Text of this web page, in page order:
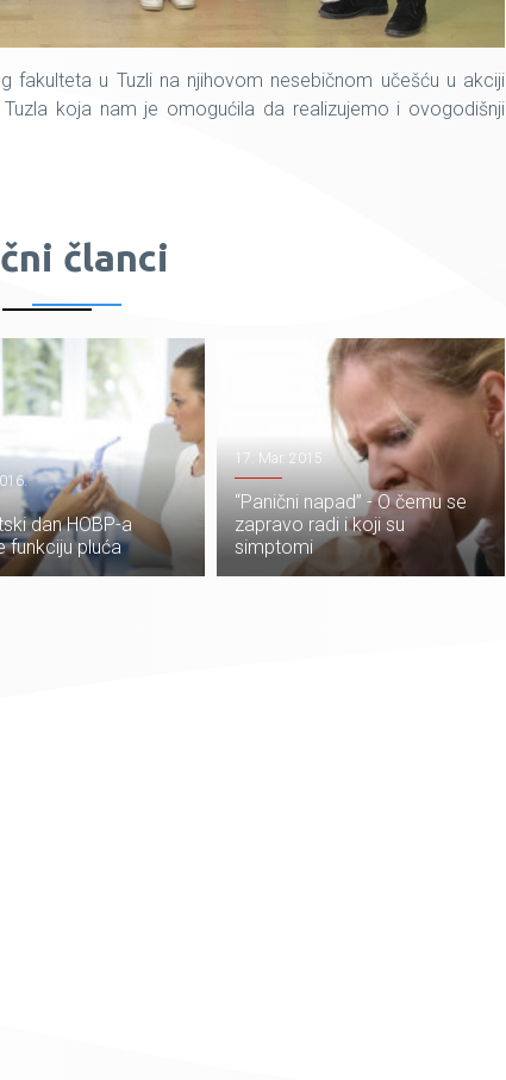
fakulteta u Tuzli na njihovom nesebičnom učešću u akciji
koja nam je omogućila da realizujemo i ovogodišnji
članci
dan HOBP-a
funkciju pluća
17. Mar. 2015.
“Panični napad” - O čemu se
zapravo radi i koji su
simptomi